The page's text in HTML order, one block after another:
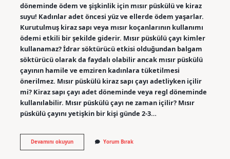
döneminde ödem ve şişkinlik için mısır püskülü ve kiraz
suyu! Kadınlar adet öncesi yüz ve ellerde ödem yaşarlar.
Kurutulmuş kiraz sapı veya mısır koçanlarının kullanımı
ödemi etkili bir şekilde giderir. Mısır püskülü çayı kimler
kullanamaz? İdrar söktürücü etkisi olduğundan balgam
söktürücü olarak da faydalı olabilir ancak mısır püskülü
çayının hamile ve emziren kadınlara tüketilmesi
önerilmez. Mısır püskülü kiraz sapı çayı adetliyken içilir
mi? Kiraz sapı çayı adet döneminde veya regl döneminde
kullanılabilir. Mısır püskülü çayı ne zaman içilir? Mısır
püskülü çayını yetişkin bir kişi günde 2-3…
Devamını okuyunMısır
Püskülü
Yorum Bırak